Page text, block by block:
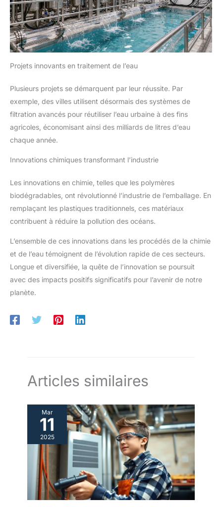
Projets innovants en traitement de l’eau
Plusieurs projets se démarquent par leur réussite. Par
exemple, des villes utilisent désormais des systèmes de
filtration avancés pour réutiliser l’eau urbaine à des fins
agricoles, économisant ainsi des milliards de litres d’eau
chaque année.
Innovations chimiques transformant l’industrie
Les innovations en chimie, telles que les polymères
biodégradables, ont révolutionné l’industrie de l’emballage. En
remplaçant les plastiques traditionnels, ces matériaux
contribuent à réduire la pollution des océans.
L’ensemble de ces innovations dans les procédés de la chimie
et de l’eau témoignent de l’évolution rapide de ces secteurs.
Longue et diversifiée, la quête de l’innovation se poursuit
avec des impacts positifs significatifs pour l’avenir de notre
planète.
Articles similaires
Mar
11
2025